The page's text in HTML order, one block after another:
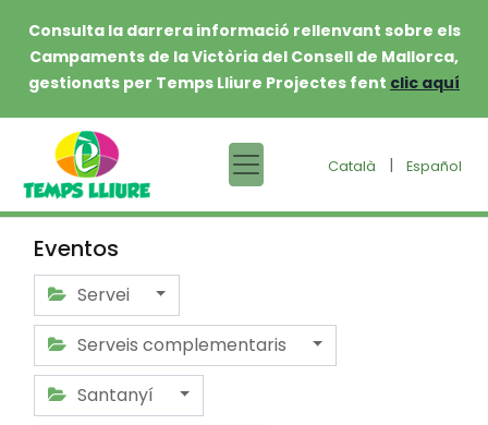
Consulta la darrera informació rellenvant sobre els
Campaments de la Victòria del Consell de Mallorca,
gestionats per Temps Lliure Projectes fent clic aquí
Català | Español
Eventos
Servei
Serveis complementaris
Santanyí